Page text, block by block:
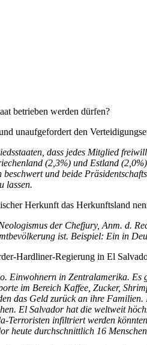
betrieben werden dürfen?
unaufgefordert den
dass jedes Mitglied
(2,3%) und Estland
und beide
lassen.
Herkunft das Herkunftsland
der Chefjury, Anm. d.
ist. Beispiel: Ein in
Hardliner-Regierung in El
Einwohnern in Zentralamerika. Es
im Bereich Kaffee, Zucker,
das Geld zurück an ihre
El Salvador hat die weltweit
Terroristen infiltriert werden
heute durchschnittlich 16